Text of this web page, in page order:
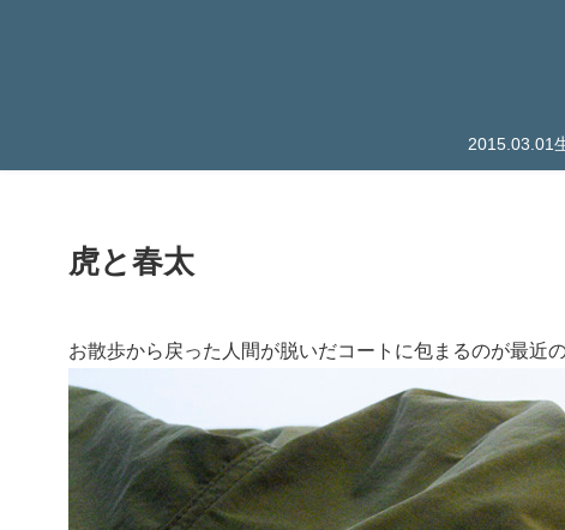
2015.03.01
虎と春太
お散歩から戻った人間が脱いだコートに包まるのが最近